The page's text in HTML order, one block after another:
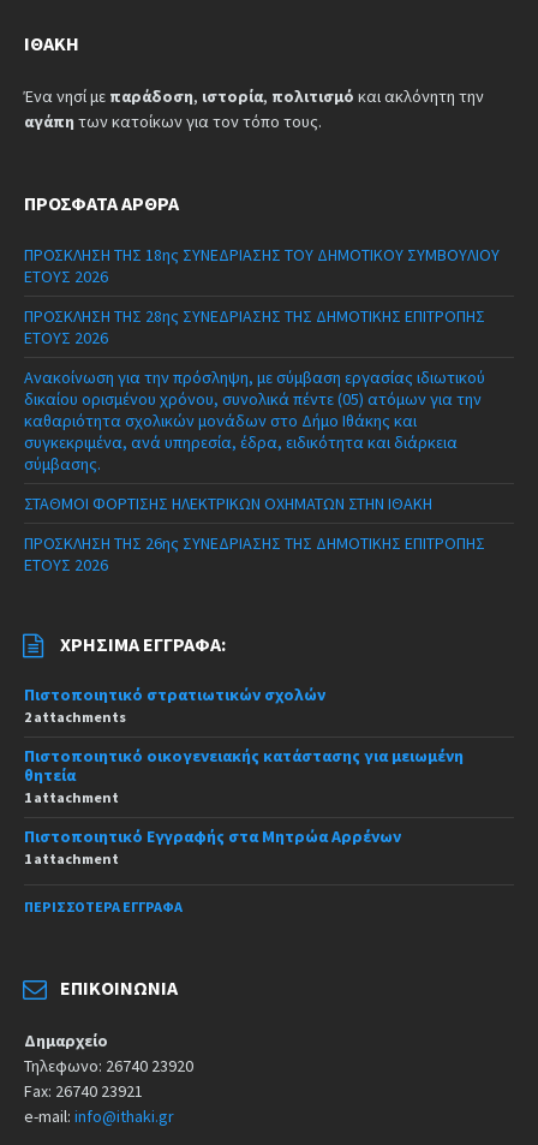
ΙΘΆΚΗ
Ένα νησί με παράδοση, ιστορία, πολιτισμό και ακλόνητη την
αγάπη των κατοίκων για τον τόπο τους.
ΠΡΌΣΦΑΤΑ ΆΡΘΡΑ
ΠΡΟΣΚΛΗΣΗ ΤΗΣ 18ης ΣΥΝΕΔΡΙΑΣΗΣ ΤΟΥ ΔΗΜΟΤΙΚΟΥ ΣΥΜΒΟΥΛΙΟΥ
ΕΤΟΥΣ 2026
ΠΡΟΣΚΛΗΣΗ ΤΗΣ 28ης ΣΥΝΕΔΡΙΑΣΗΣ ΤΗΣ ΔΗΜΟΤΙΚΗΣ ΕΠΙΤΡΟΠΗΣ
ΕΤΟΥΣ 2026
Ανακοίνωση για την πρόσληψη, με σύμβαση εργασίας ιδιωτικού
δικαίου ορισμένου χρόνου, συνολικά πέντε (05) ατόμων για την
καθαριότητα σχολικών μονάδων στο Δήμο Ιθάκης και
συγκεκριμένα, ανά υπηρεσία, έδρα, ειδικότητα και διάρκεια
σύμβασης.
ΣΤΑΘΜΟΙ ΦΟΡΤΙΣΗΣ ΗΛΕΚΤΡΙΚΩΝ ΟΧΗΜΑΤΩΝ ΣΤΗΝ ΙΘΑΚΗ
ΠΡΟΣΚΛΗΣΗ ΤΗΣ 26ης ΣΥΝΕΔΡΙΑΣΗΣ ΤΗΣ ΔΗΜΟΤΙΚΗΣ ΕΠΙΤΡΟΠΗΣ
ΕΤΟΥΣ 2026
ΧΡΉΣΙΜΑ ΈΓΓΡΑΦΑ:
Πιστοποιητικό στρατιωτικών σχολών
2 attachments
Πιστοποιητικό οικογενειακής κατάστασης για μειωμένη
θητεία
1 attachment
Πιστοποιητικό Εγγραφής στα Μητρώα Αρρένων
1 attachment
ΠΕΡΙΣΣΌΤΕΡΑ ΈΓΓΡΑΦΑ
ΕΠΙΚΟΙΝΩΝΊΑ
Δημαρχείο
Τηλεφωνο: 26740 23920
Fax: 26740 23921
e-mail: info@ithaki.gr